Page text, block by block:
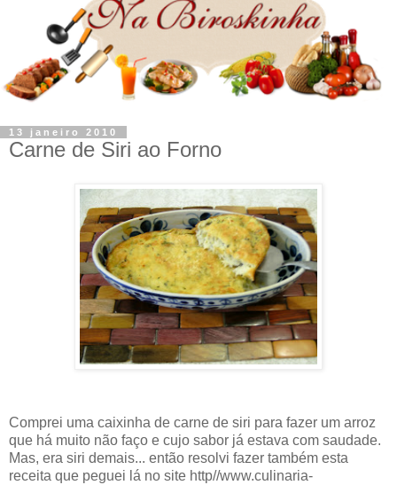
13 janeiro 2010
Carne de Siri ao Forno
Comprei uma caixinha de carne de siri para fazer um arroz
que há muito não faço e cujo sabor já estava com saudade.
Mas, era siri demais... então resolvi fazer também esta
receita que peguei lá no site http//www.culinaria-